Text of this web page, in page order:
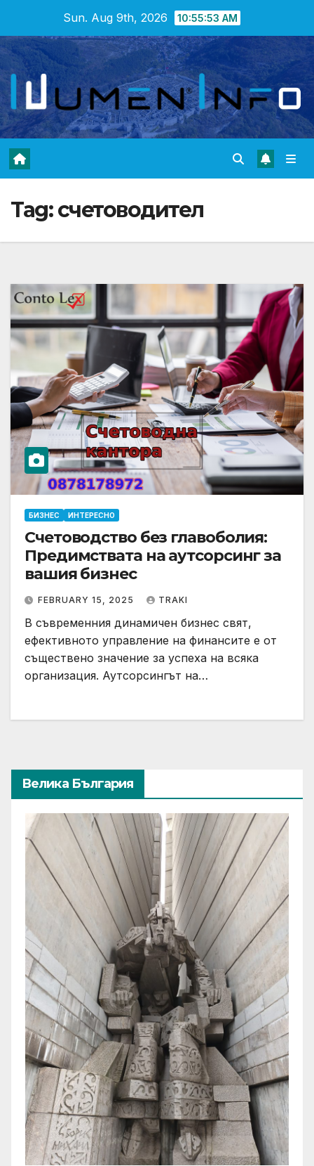
content
Sun. Aug 9th, 2026 10:55:53 AM
Tag:счетоводител
БИЗНЕС ИНТЕРЕСНО
Счетоводство без главоболия:
Предимствата на аутсорсинг за
вашия бизнес
FEBRUARY 15, 2025 TRAKI
В съвременния динамичен бизнес свят,
ефективното управление на финансите е от
съществено значение за успеха на всяка
организация. Аутсорсингът на…
Велика България